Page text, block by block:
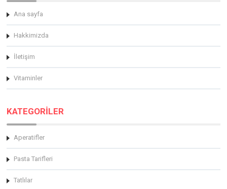
Ana sayfa
Hakkimizda
İletişim
Vitaminler
KATEGORİLER
Aperatifler
Pasta Tarifleri
Tatlılar